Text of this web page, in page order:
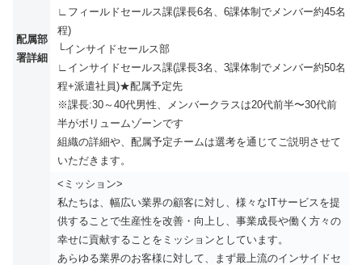
配属部
署詳細
∟フィールドセールス課(課長6名、6課体制でメンバー約45名
程)
└インサイドセールス部
∟インサイドセールス課(課長3名、3課体制でメンバー約50名
程+派遣社員)★配属予定先
※課長:30～40代男性、メンバークラスは20代前半〜30代前
半がボリュームゾーンです
組織の詳細や、配属予定チームは選考を通じてご説明させて
いただきます。
<ミッション>
私たちは、幅広い業界の顧客に対し、様々なITサービスを提
供することで生産性を改善・向上し、事業成長や働く方々の
幸せに貢献することをミッションとしています。
あらゆる業界のお客様に対して、まず最上流のインサイドセ